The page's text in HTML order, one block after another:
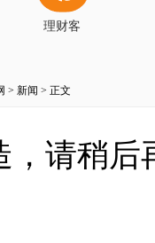
理财客
> 新闻 > 正文
，请稍后